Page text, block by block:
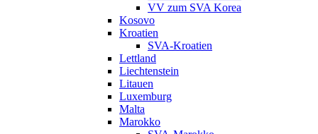
VV zum SVA Korea
Kosovo
Kroatien
SVA-Kroatien
Lettland
Liechtenstein
Litauen
Luxemburg
Malta
Marokko